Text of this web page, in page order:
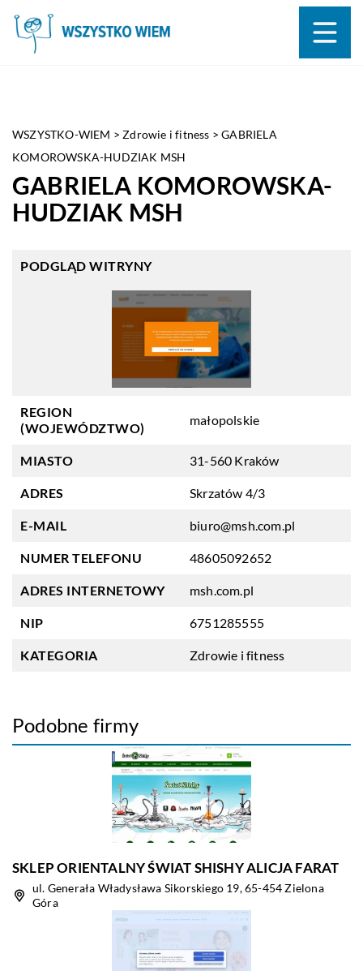
WSZYSTKO-WIEM >Zdrowie i fitness >GABRIELA
KOMOROWSKA-HUDZIAK MSH
GABRIELA KOMOROWSKA-
HUDZIAK MSH
PODGLĄD WITRYNY
REGION
(WOJEWÓDZTWO)
małopolskie
MIASTO 31-560 Kraków
ADRES Skrzatów 4/3
E-MAIL biuro@msh.com.pl
NUMER TELEFONU 48605092652
ADRES INTERNETOWY msh.com.pl
NIP 6751285555
KATEGORIA Zdrowie i fitness
Podobne firmy
SKLEP ORIENTALNY ŚWIAT SHISHY ALICJA FARAT
ul. Generała Władysława Sikorskiego 19, 65-454 Zielona
Góra